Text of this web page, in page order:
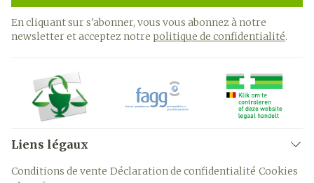
En cliquant sur s'abonner, vous vous abonnez à notre
newsletter et acceptez notre politique de confidentialité.
Liens légaux
Conditions de vente Déclaration de confidentialité Cookies